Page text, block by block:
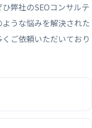
弊社のSEOコンサルテ
うな悩みを解決された
ご依頼いただいており